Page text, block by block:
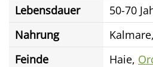
Lebensdauer
50-70
Nahrung
Feinde
Haie,